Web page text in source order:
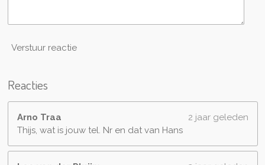
Verstuur reactie
Reacties
Arno Traa
2 jaar geleden
Thijs, wat is jouw tel. Nr en dat van Hans